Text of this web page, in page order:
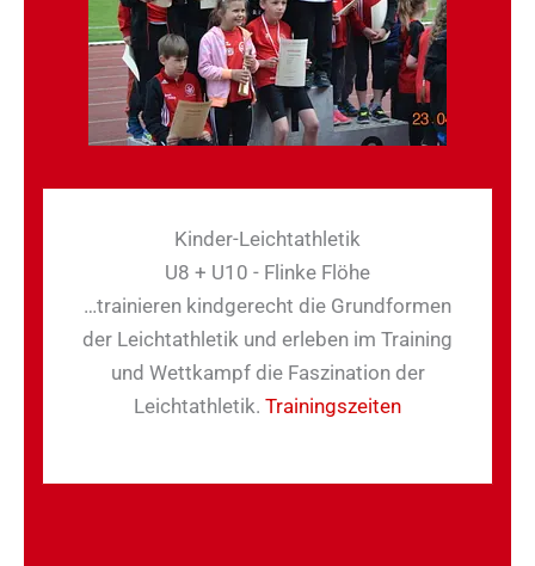
Kinder-Leichtathletik
U8 + U10 - Flinke Flöhe
…trainieren kindgerecht die Grundformen
der Leichtathletik und erleben im Training
und Wettkampf die Faszination der
Leichtathletik. Trainingszeiten